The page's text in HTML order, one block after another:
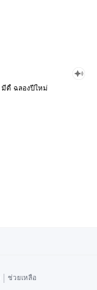
มีดี้ ฉลองปีใหม่
| ช่วยเหลือ